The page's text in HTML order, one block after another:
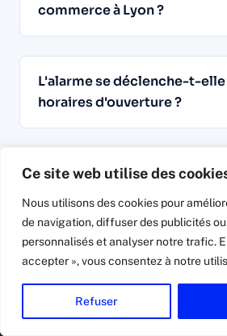
Ce site web utilise des
Nous utilisons des cookies pour
de navigation, diffuser des publicités
personnalisés et analyser notre trafic.
accepter », vous consentez à notre
Refuser
commerce à Lyon ?
L'alarme se déclenche-t-
horaires d'ouverture ?
Comment protéger la vitrine
d'une boutique ?
Que se passe-t-il quand
après la fermeture ?